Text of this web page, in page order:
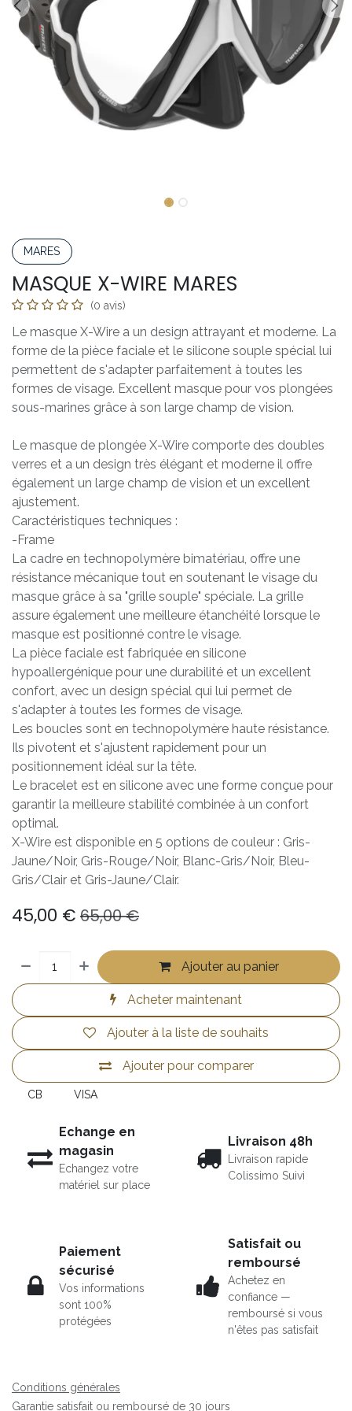
MARES
MASQUE X-WIRE MARES
(0 avis)
Le masque X-Wire a un design attrayant et moderne. La
forme de la pièce faciale et le silicone souple spécial lui
permettent de s'adapter parfaitement à toutes les
formes de visage. Excellent masque pour vos plongées
sous-marines grâce à son large champ de vision.
Le masque de plongée X-Wire comporte des doubles
verres et a un design très élégant et moderne il offre
également un large champ de vision et un excellent
ajustement.
Caractéristiques techniques :
-Frame
La cadre en technopolymère bimatériau, offre une
résistance mécanique tout en soutenant le visage du
masque grâce à sa "grille souple" spéciale. La grille
assure également une meilleure étanchéité lorsque le
masque est positionné contre le visage.
La pièce faciale est fabriquée en silicone
hypoallergénique pour une durabilité et un excellent
confort, avec un design spécial qui lui permet de
s'adapter à toutes les formes de visage.
Les boucles sont en technopolymère haute résistance.
Ils pivotent et s'ajustent rapidement pour un
positionnement idéal sur la tête.
Le bracelet est en silicone avec une forme conçue pour
garantir la meilleure stabilité combinée à un confort
optimal.
X-Wire est disponible en 5 options de couleur : Gris-
Jaune/Noir, Gris-Rouge/Noir, Blanc-Gris/Noir, Bleu-
Gris/Clair et Gris-Jaune/Clair.
45,00 € 65,00€
Ajouter au panier
Acheter maintenant
Ajouter pour comparer
Ajouter à la liste de souhaits
CB VISA
Echange en
magasin
Echangez votre
matériel sur place
Livraison 48h
Livraison rapide
Colissimo Suivi
Paiement
sécurisé
Vos informations
sont 100%
protégées
Satisfait ou
remboursé
Achetez en
confiance —
remboursé si vous
n'êtes pas satisfait
Conditions générales
Garantie satisfait ou remboursé de 30 jours